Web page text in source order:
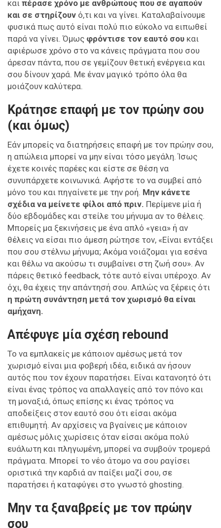
και πέρασε χρόνο με ανθρώπους που σε αγαπούν
και σε στηρίζουν ό,τι και να γίνει. Καταλαβαίνουμε
φυσικά πως αυτό είναι πολύ πιο εύκολο να ειπωθεί
παρά να γίνει. Όμως φρόντισε τον εαυτό σου και
αφιέρωσε χρόνο στο να κάνεις πράγματα που σου
άρεσαν πάντα, που σε γεμίζουν θετική ενέργεια και
σου δίνουν χαρά. Με έναν μαγικό τρόπο όλα θα
μοιάζουν καλύτερα.
Κράτησε επαφή με τον πρώην σου
(και όμως)
Εάν μπορείς να διατηρήσεις επαφή με τον πρώην σου,
η απώλεια μπορεί να μην είναι τόσο μεγάλη. Ίσως
έχετε κοινές παρέες και είστε σε θέση να
συνυπάρχετε κοινωνικά. Αφήστε το να συμβεί από
μόνο του και πηγαίνετε με την ροή. Μην κάνετε
σχέδια να μείνετε φίλοι από πριν. Περίμενε μία ή
δύο εβδομάδες και στείλε του μήνυμα αν το θέλεις.
Μπορείς μα ξεκινήσεις με ένα απλό «γεια» ή αν
θέλεις να είσαι πιο άμεση ρώτησε τον, «Είναι εντάξει
που σου στέλνω μήνυμα; Ακόμα νοιάζομαι για εσένα
και θέλω να ακούσω τι συμβαίνει στη ζωή σου». Αν
πάρεις θετικό feedback, τότε αυτό είναι υπέροχο. Αν
όχι, θα έχεις την απάντησή σου. Απλώς να ξέρεις ότι
η πρώτη συνάντηση μετά τον χωρισμό θα είναι
αμήχανη.
Απέφυγε μία σχέση rebound
Το να εμπλακείς με κάποιον αμέσως μετά τον
χωρισμό είναι μια φοβερή ιδέα, ειδικά αν ήσουν
αυτός που τον έχουν παρατήσει. Είναι κατανοητό ότι
είναι ένας τρόπος να απαλλαγείς από τον πόνο και
τη μοναξιά, όπως επίσης κι ένας τρόπος να
αποδείξεις στον εαυτό σου ότι είσαι ακόμα
επιθυμητή. Αν αρχίσεις να βγαίνεις με κάποιον
αμέσως μόλις χωρίσεις όταν είσαι ακόμα πολύ
ευάλωτη και πληγωμένη, μπορεί να συμβούν τρομερά
πράγματα. Μπορεί το νέο άτομο να σου ραγίσει
οριστικά την καρδιά αν παίξει μαζί σου, σε
παρατήσει ή καταφύγει στο γνωστό ghosting.
Μην τα ξαναβρείς με τον πρώην
σου